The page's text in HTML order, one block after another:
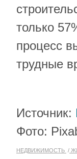
только
процесс
трудные
Источник:
Фото:
НЕДВИЖИМОСТЬ